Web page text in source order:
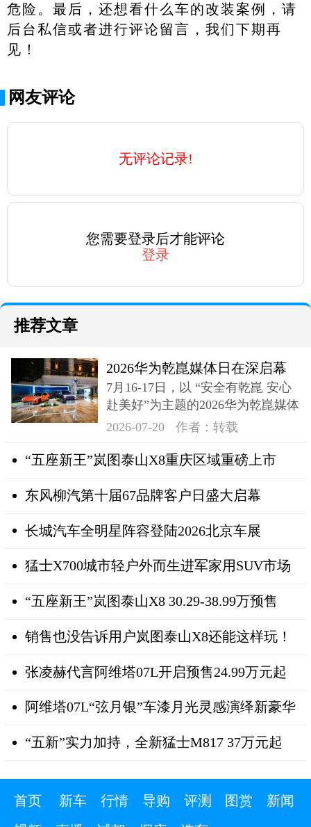
危险。最后，还想看什么车的改装案例，请
后台私信或者进行评论留言，我们下期再
见！
网友评论
无评论记录!
您需要登录后才能评论
登录
推荐文章
2026华为乾崑媒体日在深启幕
奕境X9登场
7月16-17日，以 “安全有乾崑 安心
赴美好”为主题的2026华为乾崑媒体
日在深成功举办
2026-07-20 作者：转载
“五座新王”岚图泰山X8重庆区域重磅上市
东风柳汽第十届67品牌客户日盛大启幕
长城汽车全明星阵容登陆2026北京车展
猛士X700城市轻户外而生进军家用SUV市场
“五座新王”岚图泰山X8 30.29-38.99万预售
销售也没告诉用户岚图泰山X8还能这样玩！
张凌赫代言阿维塔07L开启预售24.99万元起
阿维塔07L“弦月银”车漆月光灵感演绎新豪华
“五新”实力加持，全新猛士M817 37万元起
首页 新车 行情 导购 评测 图赏
新闻